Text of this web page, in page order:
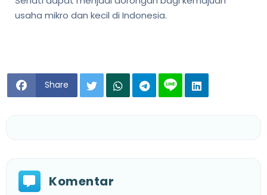
usaha mikro dan kecil di Indonesia.
Share
Komentar